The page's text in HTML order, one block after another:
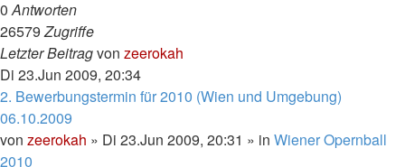
0Antworten
26579Zugriffe
Letzter Beitragvon zeerokah
Di 23.Jun 2009, 20:34
2. Bewerbungstermin für 2010 (Wien und Umgebung)
06.10.2009
von zeerokah » Di 23.Jun 2009, 20:31 » in Wiener Opernball
2010